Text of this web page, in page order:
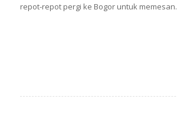
repot-repot pergi ke Bogor untuk memesan.